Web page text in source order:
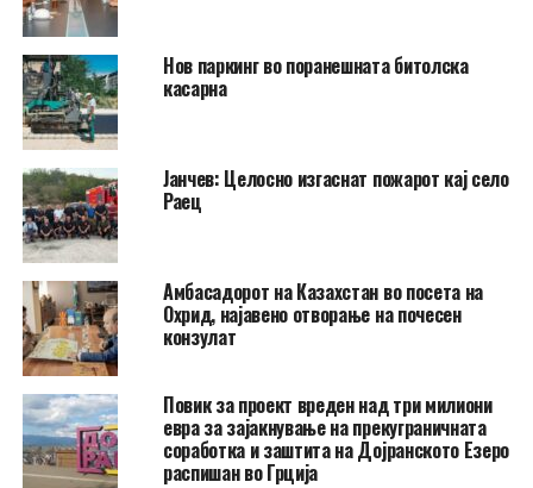
Нов паркинг во поранешната битолска
касарна
Јанчев: Целосно изгаснат пожарот кај село
Раец
Амбасадорот на Казахстан во посета на
Охрид, најавено отворање на почесен
конзулат
Повик за проект вреден над три милиони
евра за зајакнување на прекуграничната
соработка и заштита на Дојранското Езеро
распишан во Грција